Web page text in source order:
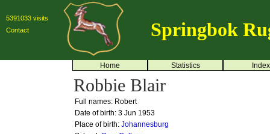
5391033 visits
Contact
Springbok
Home Statistics Index
Robbie Blair
Full names: Robert
Date of birth: 3 Jun 1953
Place of birth: Johannesburg